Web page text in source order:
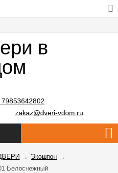
zakaz@dveri-vdom.ru
→ Экошпон →
Белоснежный